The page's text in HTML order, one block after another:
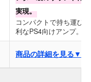
実現。
コンパクトで持ち運び
利なPS4向けアンプ。
商品の詳細を見る▼